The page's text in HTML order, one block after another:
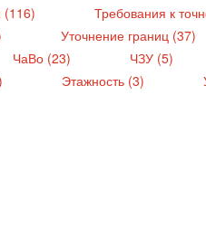
(116) Требования к
Уточнение границ (37)
ЧаВо (23) ЧЗУ (5)
Этажность (3)